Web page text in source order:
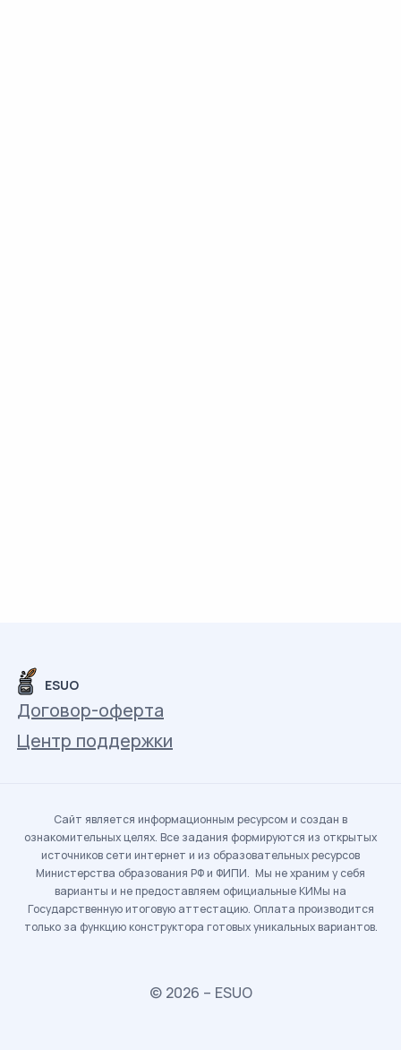
ESUO
Договор-оферта
Центр поддержки
Сайт является информационным ресурсом и создан в
ознакомительных целях. Все задания формируются из открытых
источников сети интернет и из образовательных ресурсов
Министерства образования РФ и ФИПИ. Мы не храним у себя
варианты и не предоставляем официальные КИМы на
Государственную итоговую аттестацию. Оплата производится
только за функцию конструктора готовых уникальных вариантов.
© 2026 – ESUO